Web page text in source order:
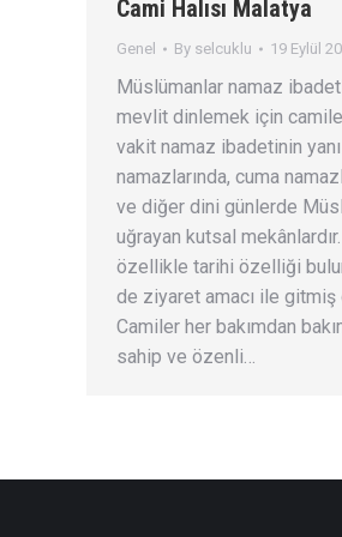
Cami Halısı Malatya
Genel By selcuklu 19 Eylül
Müslümanlar namaz
mevlit dinlemek için
vakit namaz ibadetinin
namazlarında, cuma
ve diğer dini günlerde
uğrayan kutsal
özellikle tarihi özelliği
de ziyaret amacı ile gitmiş
Camiler her bakımdan
sahip ve özenli…